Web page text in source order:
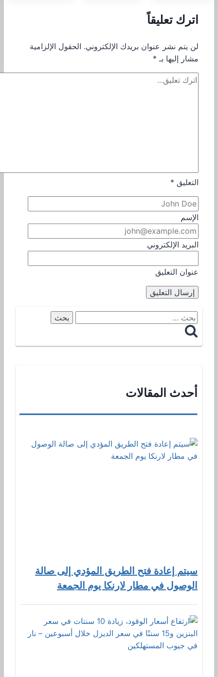
اترك تعليقاً
لن يتم نشر عنوان بريدك الإلكتروني. الحقول الإلزامية
مشار إليها بـ *
التعليق *
الإسم
البريد الإلكتروني
عنوان التعليق
البحث
عن:
أحدث المقالات
سيتم إعادة فتح الطريق المؤدي إلى صالة
الوصول في مطار لارنكا يوم الجمعة